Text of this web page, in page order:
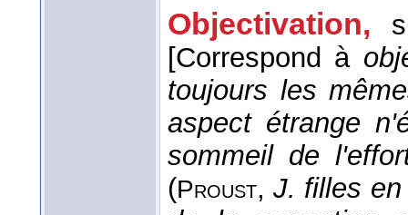
Objectivation,
[Correspond à
toujours les
aspect étrange
sommeil de
(Proust,J. filles